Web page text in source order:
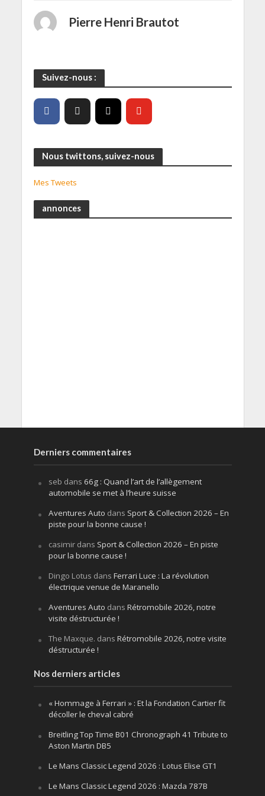
Pierre Henri Brautot
Suivez-nous :
Nous twittons, suivez-nous
Mes Tweets
annonces
Derniers commentaires
seb dans 66g : Quand l’art de l’allègement
automobile se met à l’heure suisse
Aventures Auto dans Sport & Collection 2026 – En
piste pour la bonne cause !
casimirdans Sport & Collection 2026 – En piste
pour la bonne cause !
Dingo Lotus dans Ferrari Luce : La révolution
électrique venue de Maranello
Aventures Auto dans Rétromobile 2026, notre
visite déstructurée !
The Maxque. dans Rétromobile 2026, notre visite
déstructurée !
Nos derniers articles
« Hommage à Ferrari » : Et la Fondation Cartier fit
décoller le cheval cabré
Breitling Top Time B01 Chronograph 41 Tribute to
Aston Martin DB5
Le Mans Classic Legend 2026 : Lotus Elise GT1
Le Mans Classic Legend 2026 : Mazda 787B